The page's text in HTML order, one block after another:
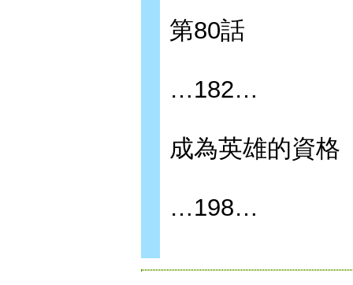
第80話
…182…
成為英雄的資格
…198…